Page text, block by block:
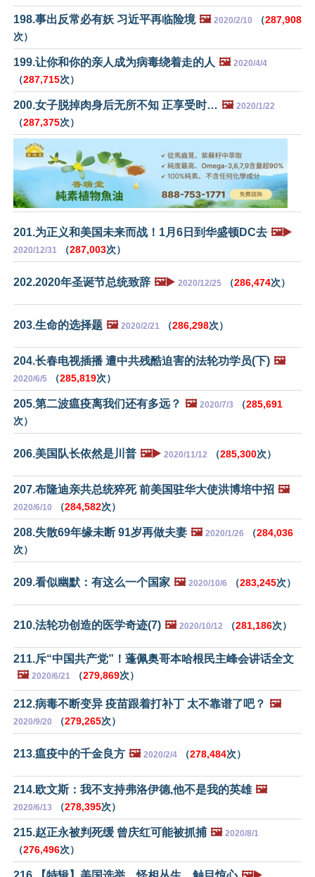
198.事出反常必有妖 习近平再临险境 🖼️ 2020/2/10 （287,908
次）
199.让你和你的亲人成为病毒绕着走的人 🖼️ 2020/4/4
（287,715次）
200.女子脱掉肉身后无所不知 正享受时… 🖼️ 2020/1/22
（287,375次）
201.为正义和美国未来而战！1月6日到华盛顿DC去 🖼️▶️
2020/12/31 （287,003次）
202.2020年圣诞节总统致辞 🖼️▶️ 2020/12/25 （286,474次）
203.生命的选择题 🖼️ 2020/2/21 （286,298次）
204.长春电视插播 遭中共残酷迫害的法轮功学员(下) 🖼️
2020/6/5 （285,819次）
205.第二波瘟疫离我们还有多远？ 🖼️ 2020/7/3 （285,691
次）
206.美国队长依然是川普 🖼️▶️ 2020/11/12 （285,300次）
207.布隆迪亲共总统猝死 前美国驻华大使洪博培中招 🖼️
2020/6/10 （284,582次）
208.失散69年缘未断 91岁再做夫妻 🖼️ 2020/1/26 （284,036
次）
209.看似幽默：有这么一个国家 🖼️ 2020/10/6 （283,245次）
210.法轮功创造的医学奇迹(7) 🖼️ 2020/10/12 （281,186次）
211.斥“中国共产党”！蓬佩奥哥本哈根民主峰会讲话全文
🖼️ 2020/6/21 （279,869次）
212.病毒不断变异 疫苗跟着打补丁 太不靠谱了吧？ 🖼️
2020/9/20 （279,265次）
213.瘟疫中的千金良方 🖼️ 2020/2/4 （278,484次）
214.欧文斯：我不支持弗洛伊德,他不是我的英雄 🖼️
2020/6/13 （278,395次）
215.赵正永被判死缓 曾庆红可能被抓捕 🖼️ 2020/8/1
（276,496次）